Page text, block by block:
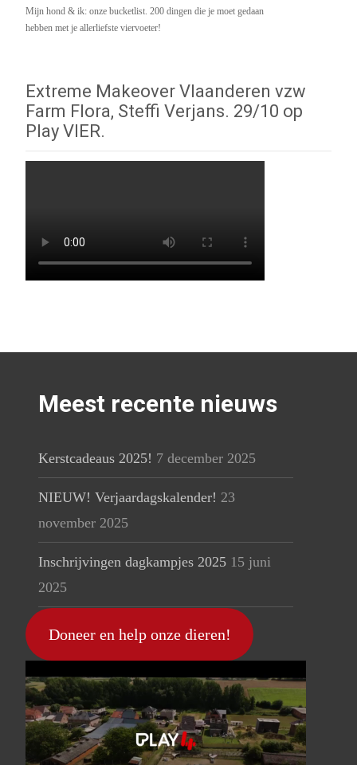
Mijn hond & ik: onze bucketlist. 200 dingen die je moet gedaan
hebben met je allerliefste viervoeter!
Extreme Makeover Vlaanderen vzw
Farm Flora, Steffi Verjans. 29/10 op
Play VIER.
Meest recente nieuws
Kerstcadeaus 2025! 7 december 2025
NIEUW! Verjaardagskalender! 23
november 2025
Inschrijvingen dagkampjes 2025 15 juni
2025
Doneer en help onze dieren!